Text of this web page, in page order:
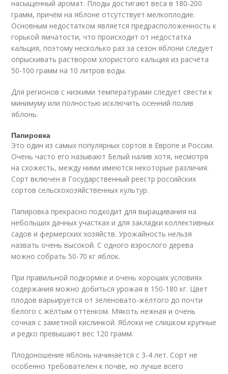
насыщенный аромат. Плоды достигают веса в 180-200
грамм, причём на яблоне отсутствует мелкоплодие.
Основным недостатком является предрасположенность к
горькой ямчатости, что происходит от недостатка
кальция, поэтому несколько раз за сезон яблони следует
опрыскивать раствором хлористого кальция из расчёта
50-100 грамм на 10 литров воды.
Для регионов с низкими температурами следует свести к
минимуму или полностью исключить осенний полив
яблонь.
Папировка
Это один из самых популярных сортов в Европе и России.
Очень часто его называют Белый налив хотя, несмотря
на схожесть, между ними имеются некоторые различия.
Сорт включен в Государственный реестр российских
сортов сельскохозяйственных культур.
Папировка прекрасно подходит для выращивания на
небольших дачных участках и для закладки коллективных
садов и фермерских хозяйств. Урожайность нельзя
назвать очень высокой. С одного взрослого дерева
можно собрать 50-70 кг яблок.
При правильной подкормке и очень хороших условиях
содержания можно добиться урожая в 150-180 кг. Цвет
плодов варьируется от зеленовато-жёлтого до почти
белого с жёлтым оттенком. Мякоть нежная и очень
сочная с заметной кислинкой. Яблоки не слишком крупные
и редко превышают вес 120 грамм.
Плодоношение яблонь начинается с 3-4 лет. Сорт не
особенно требователен к почве, но лучше всего